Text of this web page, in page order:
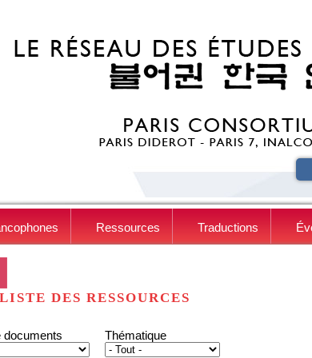
Ressources Traductions
LISTE DES RESSOURCES
documents Thématique